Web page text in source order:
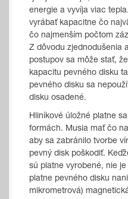
energie a vyvíja viac
vyrábať kapacitne čo
čo najmenším počtom
Z dôvodu zjednodušenia
postupov sa môže stať,
kapacitu pevného disku
pevného disku sa
disku osadené.
Hliníkové úložné platne
formách. Musia mať čo
aby sa zabránilo tvorbe
pevný disk poškodiť.
sú platne vyrobené, nie
platne pevného disku
mikrometrová)